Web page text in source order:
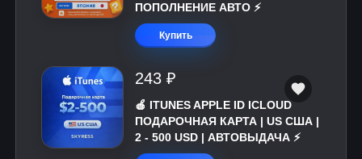
ПОПОЛНЕНИЕ АВТО ⚡
Купить
243 ₽
🍎 ITUNES APPLE ID ICLOUD
ПОДАРОЧНАЯ КАРТА | US США |
2 - 500 USD | АВТОВЫДАЧА ⚡️